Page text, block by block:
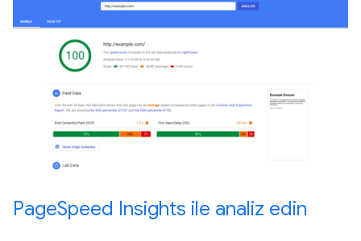
PageSpeed Insights ile analiz edin